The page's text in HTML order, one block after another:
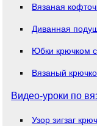
Вязаная
Диванная
Юбки крючком с
Вязаный
Видео-уроки по
Узор зигзаг